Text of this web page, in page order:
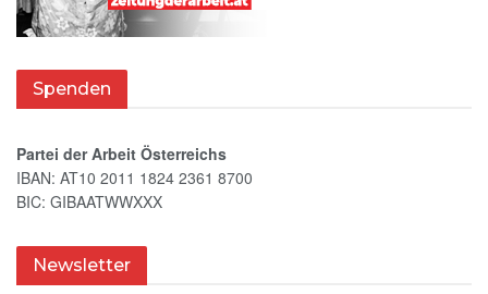
Spenden
Partei der Arbeit Österreichs
IBAN: AT10 2011 1824 2361 8700
BIC: GIBAATWWXXX
Newsletter